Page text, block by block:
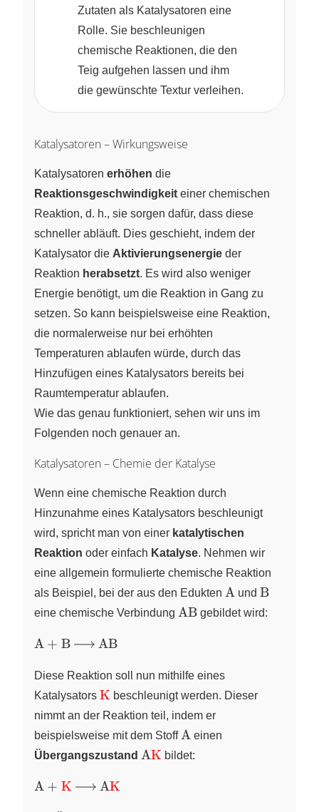
Zutaten als Katalysatoren eine
Rolle. Sie beschleunigen
chemische Reaktionen, die den
Teig aufgehen lassen und ihm
die gewünschte Textur verleihen.
Katalysatoren – Wirkungsweise
Katalysatoren erhöhen die
Reaktionsgeschwindigkeit einer chemischen
Reaktion, d. h., sie sorgen dafür, dass diese
schneller abläuft. Dies geschieht, indem der
Katalysator die Aktivierungsenergie der
Reaktion herabsetzt. Es wird also weniger
Energie benötigt, um die Reaktion in Gang zu
setzen. So kann beispielsweise eine Reaktion,
die normalerweise nur bei erhöhten
Temperaturen ablaufen würde, durch das
Hinzufügen eines Katalysators bereits bei
Raumtemperatur ablaufen.
Wie das genau funktioniert, sehen wir uns im
Folgenden noch genauer an.
Katalysatoren – Chemie der Katalyse
Wenn eine chemische Reaktion durch
Hinzunahme eines Katalysators beschleunigt
wird, spricht man von einer katalytischen
Reaktion oder einfach Katalyse. Nehmen wir
eine allgemein formulierte chemische Reaktion
als Beispiel, bei der aus den Edukten \ce{A}
A und \ce{B}
B
eine chemische Verbindung \ce{AB}
AB gebildet wird:
\ce{A
>
AB}
A + B AB
Diese Reaktion soll nun mithilfe eines
Katalysators \ce{\color{red}
{K}}
K beschleunigt werden. Dieser
nimmt an der Reaktion teil, indem er
beispielsweise mit dem Stoff \ce{A}
A einen
Übergangszustand \ce{A\color{red}
AK bildet:
\ce{A +
A + K AK